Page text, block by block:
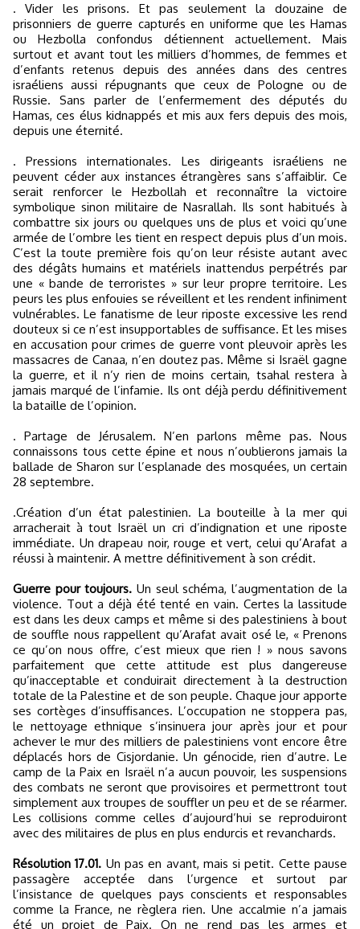
. Vider les prisons. Et pas seulement la douzaine de
prisonniers de guerre capturés en uniforme que les Hamas
ou Hezbolla confondus détiennent actuellement. Mais
surtout et avant tout les milliers d’hommes, de femmes et
d’enfants retenus depuis des années dans des centres
israéliens aussi répugnants que ceux de Pologne ou de
Russie. Sans parler de l’enfermement des députés du
Hamas, ces élus kidnappés et mis aux fers depuis des mois,
depuis une éternité.
. Pressions internationales. Les dirigeants israéliens ne
peuvent céder aux instances étrangères sans s’affaiblir. Ce
serait renforcer le Hezbollah et reconnaître la victoire
symbolique sinon militaire de Nasrallah. Ils sont habitués à
combattre six jours ou quelques uns de plus et voici qu’une
armée de l’ombre les tient en respect depuis plus d’un mois.
C’est la toute première fois qu’on leur résiste autant avec
des dégâts humains et matériels inattendus perpétrés par
une « bande de terroristes » sur leur propre territoire. Les
peurs les plus enfouies se réveillent et les rendent infiniment
vulnérables. Le fanatisme de leur riposte excessive les rend
douteux si ce n’est insupportables de suffisance. Et les mises
en accusation pour crimes de guerre vont pleuvoir après les
massacres de Canaa, n’en doutez pas. Même si Israël gagne
la guerre, et il n’y rien de moins certain, tsahal restera à
jamais marqué de l’infamie. Ils ont déjà perdu définitivement
la bataille de l’opinion.
. Partage de Jérusalem. N’en parlons même pas. Nous
connaissons tous cette épine et nous n’oublierons jamais la
ballade de Sharon sur l’esplanade des mosquées, un certain
28 septembre.
.Création d’un état palestinien. La bouteille à la mer qui
arracherait à tout Israël un cri d’indignation et une riposte
immédiate. Un drapeau noir, rouge et vert, celui qu’Arafat a
réussi à maintenir. A mettre définitivement à son crédit.
Guerre pour toujours. Un seul schéma, l’augmentation de la
violence. Tout a déjà été tenté en vain. Certes la lassitude
est dans les deux camps et même si des palestiniens à bout
de souffle nous rappellent qu’Arafat avait osé le, « Prenons
ce qu’on nous offre, c’est mieux que rien ! » nous savons
parfaitement que cette attitude est plus dangereuse
qu’inacceptable et conduirait directement à la destruction
totale de la Palestine et de son peuple. Chaque jour apporte
ses cortèges d’insuffisances. L’occupation ne stoppera pas,
le nettoyage ethnique s’insinuera jour après jour et pour
achever le mur des milliers de palestiniens vont encore être
déplacés hors de Cisjordanie. Un génocide, rien d’autre. Le
camp de la Paix en Israël n’a aucun pouvoir, les suspensions
des combats ne seront que provisoires et permettront tout
simplement aux troupes de souffler un peu et de se réarmer.
Les collisions comme celles d’aujourd’hui se reproduiront
avec des militaires de plus en plus endurcis et revanchards.
Résolution 17.01. Un pas en avant, mais si petit. Cette pause
passagère acceptée dans l’urgence et surtout par
l’insistance de quelques pays conscients et responsables
comme la France, ne règlera rien. Une accalmie n’a jamais
été un projet de Paix. On ne rend pas les armes et